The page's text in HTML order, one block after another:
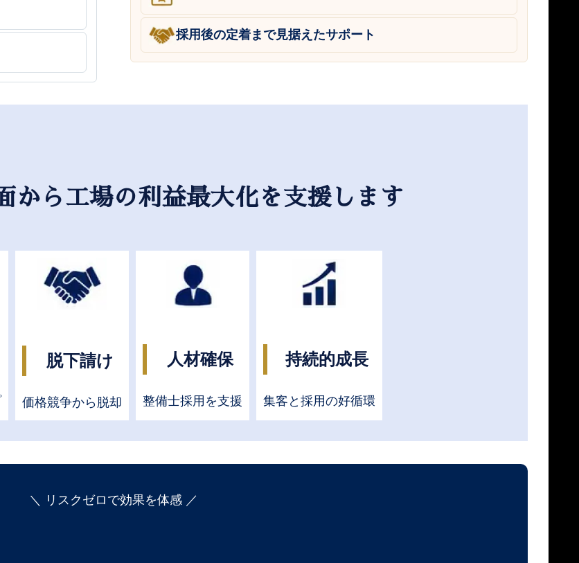
採用後の定着まで見据えたサポート
から工場の利益最大化を支援します
脱下請け
価格競争から脱却
人材確保
整備士採用を支援
持続的成長
集客と採用の好循環
＼ リスクゼロで効果を体感 ／